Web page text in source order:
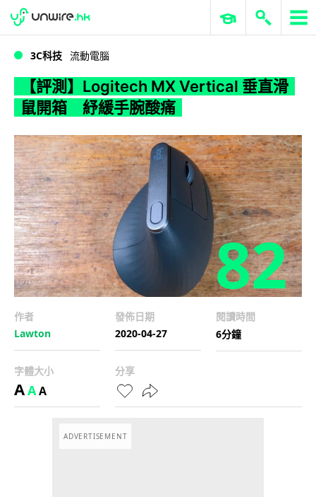
WWDC 2026 ERP 與商業 AI
3C科技 流動電腦
【評測】Logitech MX Vertical 垂直滑
鼠開箱 紓緩手腕酸痛
82
作者
Lawton
發佈日期
2020-04-27
閱讀時間
6分鐘
字體大小
AAA
分享
ADVERTISEMENT